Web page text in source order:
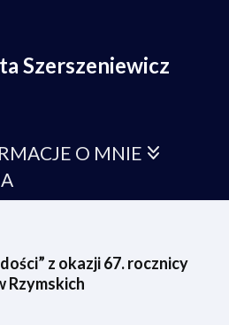
Szerszeniewicz
O MNIE
z okazji 67. rocznicy
Rzymskich